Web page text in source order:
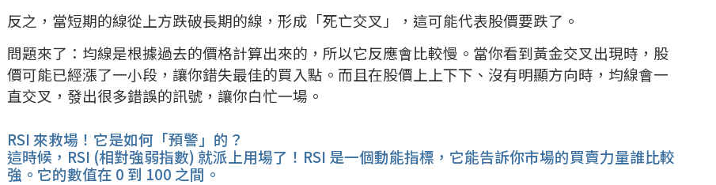
反之，當短期的線從上方跌破長期的線，形成「死亡交叉」，這可能代表股價要跌了。
問題來了：均線是根據過去的價格計算出來的，所以它反應會比較慢。當你看到黃金交叉出現時，股
價可能已經漲了一小段，讓你錯失最佳的買入點。而且在股價上上下下、沒有明顯方向時，均線會一
直交叉，發出很多錯誤的訊號，讓你白忙一場。
RSI 來救場！它是如何「預警」的？
這時候，RSI (相對強弱指數) 就派上用場了！RSI 是一個動能指標，它能告訴你市場的買賣力量誰比較
強。它的數值在 0 到 100 之間。